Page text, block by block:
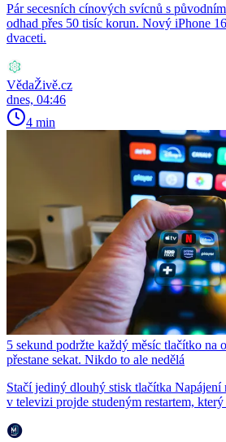
Pár secesních cínových svícnů s
odhad přes 50 tisíc korun. Nový iPhone
dvaceti.
VědaŽivě.cz
dnes, 04:46
4 min
5 sekund podržte každý měsíc tlačítko na
přestane sekat. Nikdo to ale nedělá
Stačí jediný dlouhý stisk tlačítka Napájení
v televizi projde studeným restartem,